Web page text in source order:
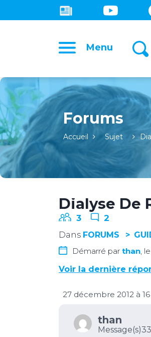
Menu
Forums
Accueil Sujet
Dialyse De
3 2
Dans FORUMS
Démarré par than,
Voir la dernière
27 décembre 2012 à
than
Message(s)33